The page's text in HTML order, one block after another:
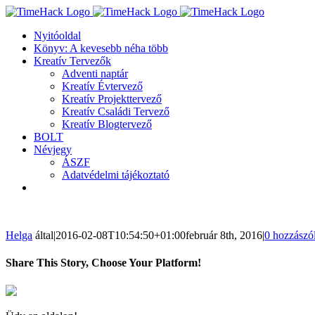
Kihagyás
Nyitóoldal
Könyv: A kevesebb néha több
Kreatív Tervezők
Adventi naptár
Kreatív Évtervező
Kreatív Projekttervező
Kreatív Családi Tervező
Kreatív Blogtervező
BOLT
Névjegy
ÁSZF
Adatvédelmi tájékoztató
Helga által|2016-02-08T10:54:50+01:00február 8th, 2016|0
Share This Story, Choose Your Platform!
Facebook
Twitter
LinkedIn
Reddit
WhatsApp
Tumblr
Pinterest
Vk
Email: